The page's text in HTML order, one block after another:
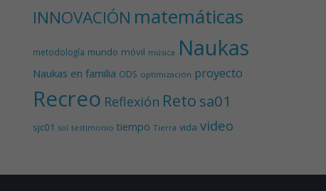
INNOVACIÓN matemáticas
metodología mundo móvil música Naukas
Naukas en familia ODS optimización proyecto
Recreo Reflexión Reto sa01
sjc01 sol testimonio tiempo Tierra vida video